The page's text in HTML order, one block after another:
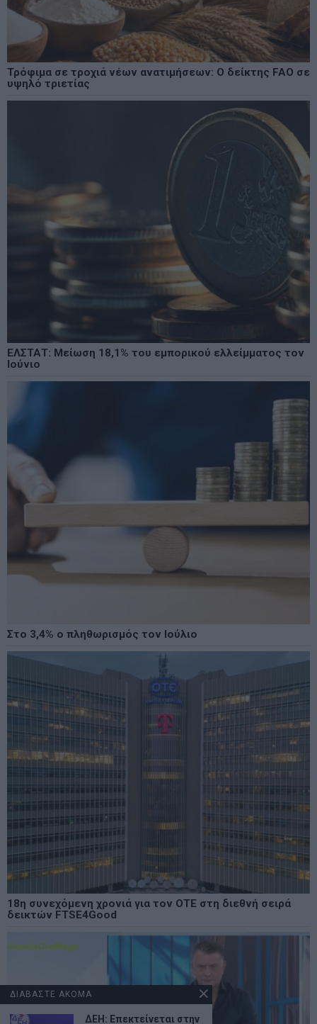
Τρόφιμα σε τροχιά νέων ανατιμήσεων: Ο δείκτης FAO σε
υψηλό τριετίας
ΕΛΣΤΑΤ: Μείωση 18,1% του εμπορικού ελλείμματος τον
Ιούνιο
Στο 3,4% ο πληθωρισμός τον Ιούλιο
18η συνεχόμενη χρονιά για τον ΟΤΕ στη διεθνή σειρά
δεικτών FTSE4Good
ΔΙΑΒΑΣΤΕ ΑΚΟΜΑ
ΔΕΗ: Επεκτείνεται στην